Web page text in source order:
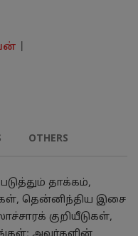
OTHERS
தாக்கம்,
தென்னிந்திய இசை
குறியீடுகள்,